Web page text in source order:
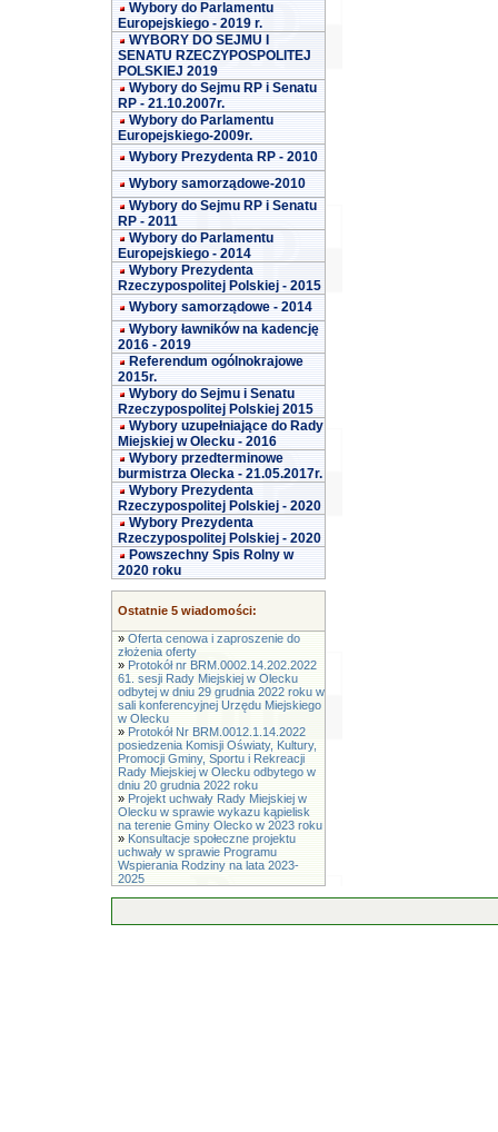
Wybory do Parlamentu
Europejskiego - 2019 r.
WYBORY DO SEJMU I
SENATU RZECZYPOSPOLITEJ
POLSKIEJ 2019
Wybory do Sejmu RP i Senatu
RP - 21.10.2007r.
Wybory do Parlamentu
Europejskiego-2009r.
Wybory Prezydenta RP - 2010
Wybory samorządowe-2010
Wybory do Sejmu RP i Senatu
RP - 2011
Wybory do Parlamentu
Europejskiego - 2014
Wybory Prezydenta
Rzeczypospolitej Polskiej - 2015
Wybory samorządowe - 2014
Wybory ławników na kadencję
2016 - 2019
Referendum ogólnokrajowe
2015r.
Wybory do Sejmu i Senatu
Rzeczypospolitej Polskiej 2015
Wybory uzupełniające do Rady
Miejskiej w Olecku - 2016
Wybory przedterminowe
burmistrza Olecka - 21.05.2017r.
Wybory Prezydenta
Rzeczypospolitej Polskiej - 2020
Wybory Prezydenta
Rzeczypospolitej Polskiej - 2020
Powszechny Spis Rolny w
2020 roku
Ostatnie 5 wiadomości:
» Oferta cenowa i zaproszenie do
złożenia oferty
» Protokół nr BRM.0002.14.202.2022
61. sesji Rady Miejskiej w Olecku
odbytej w dniu 29 grudnia 2022 roku w
sali konferencyjnej Urzędu Miejskiego
w Olecku
» Protokół Nr BRM.0012.1.14.2022
posiedzenia Komisji Oświaty, Kultury,
Promocji Gminy, Sportu i Rekreacji
Rady Miejskiej w Olecku odbytego w
dniu 20 grudnia 2022 roku
» Projekt uchwały Rady Miejskiej w
Olecku w sprawie wykazu kąpielisk
na terenie Gminy Olecko w 2023 roku
» Konsultacje społeczne projektu
uchwały w sprawie Programu
Wspierania Rodziny na lata 2023-
2025